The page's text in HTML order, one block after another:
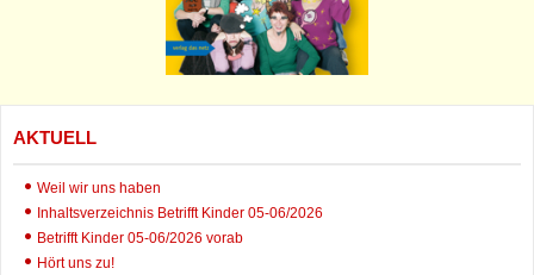
AKTUELL
Weil wir uns haben
Inhaltsverzeichnis Betrifft Kinder 05-06/2026
Betrifft Kinder 05-06/2026 vorab
Hört uns zu!